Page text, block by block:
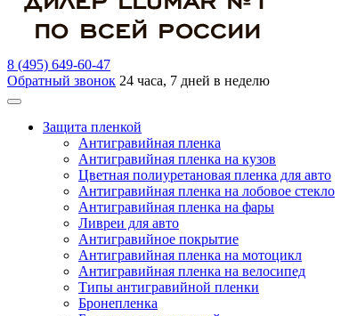
8 (495) 649-60-47
Обратный звонок 24 часа, 7 дней в неделю
Защита пленкой
Антигравийная пленка
Антигравийная пленка на кузов
Цветная полиуретановая пленка для авто
Антигравийная пленка на лобовое стекло
Антигравийная пленка на фары
Ливреи для авто
Антигравийное покрытие
Антигравийная пленка на мотоцикл
Антигравийная пленка на велосипед
Типы антигравийной пленки
Бронепленка